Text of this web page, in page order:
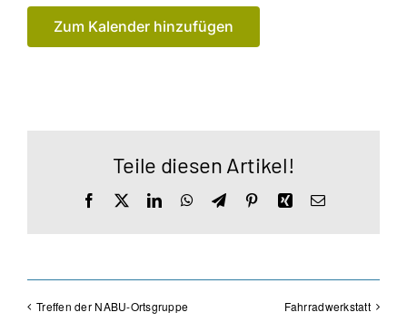
Zum Kalender hinzufügen
Teile diesen Artikel!
Facebook LinkedInWhatsApp
TelegramPinterestXingE-
Treffen der NABU-Ortsgruppe Fahrradwerkstatt